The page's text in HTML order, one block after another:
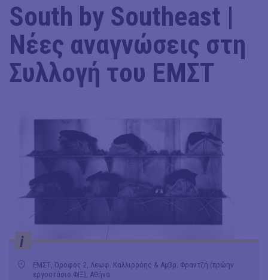
South by Southeast |
Νέες αναγνώσεις στη
Συλλογή του ΕΜΣΤ
i
ΕΜΣΤ, Όροφος 2, Λεωφ. Καλλιρρόης & Αμβρ. Φραντζή (πρώην
εργοστάσιο ΦΙΞ), Αθήνα